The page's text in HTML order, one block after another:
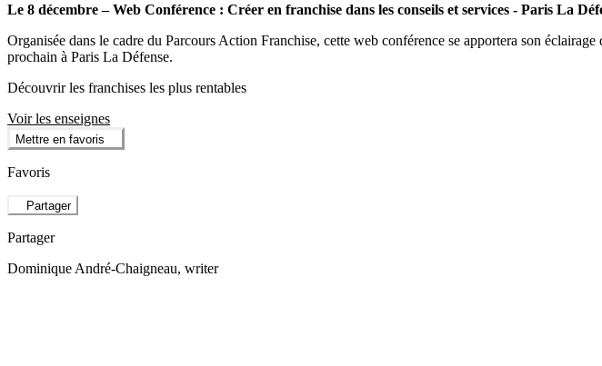
Le 8 décembre – Web Conférence : Créer en franchise dans les conseils et services - Paris La
Organisée dans le cadre du Parcours Action Franchise, cette web conférence se apportera son
prochain à Paris La Défense.
Découvrir les franchises les plus rentables
Voir les enseignes
Mettre en favoris
Favoris
Partager
Partager
Dominique André-Chaigneau, writer